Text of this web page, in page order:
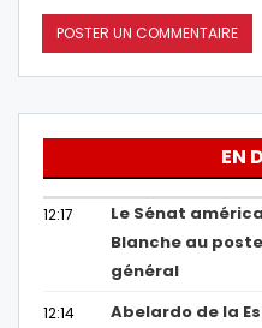
EN
12:17
Le Sénat
Blanche au
général
12:14
Abelardo de la